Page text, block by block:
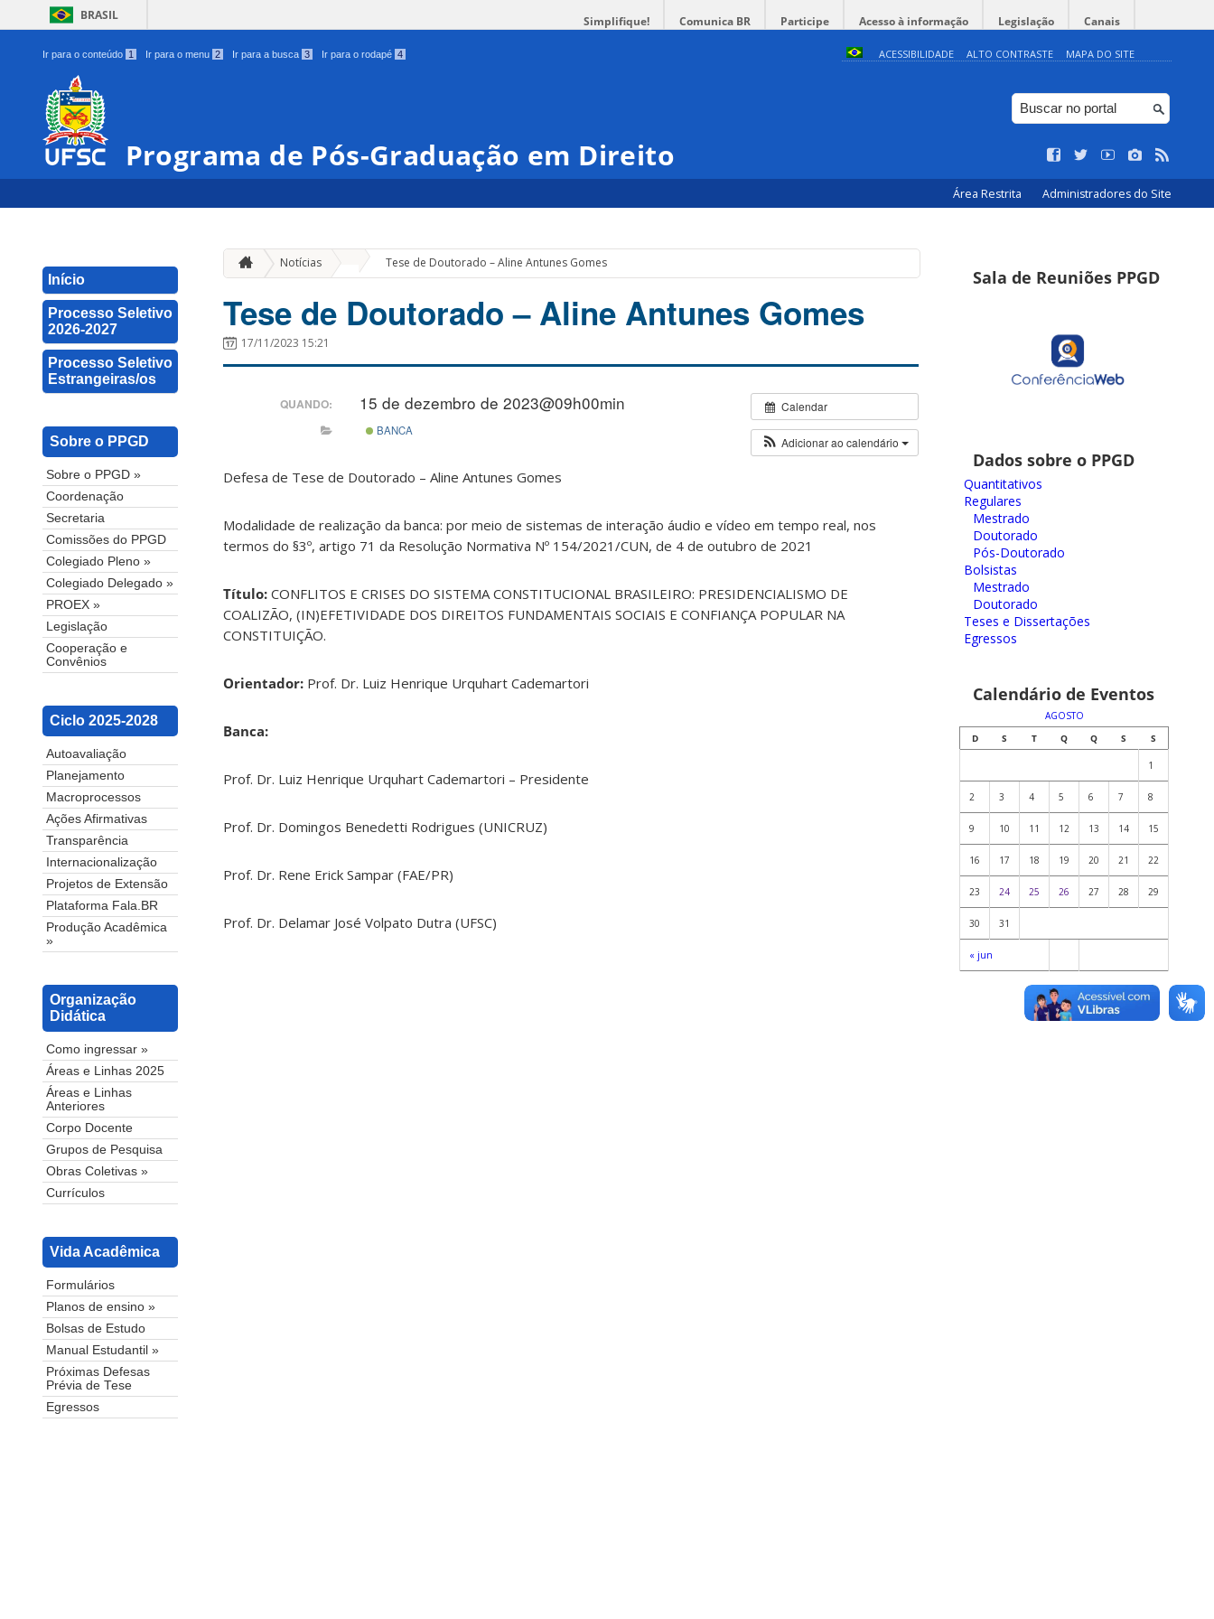
BRASIL Simplifique! Comunica BR Participe Acesso à informação Legislação Canais
Ir para o conteúdo 1 Ir para o menu 2 Ir para a busca 3 Ir para o rodapé 4 ACESSIBILIDADE ALTO CONTRASTE MAPA DO SITE
Programa de Pós-Graduação em Direito
Área Restrita Administradores do Site
Início
Processo Seletivo
2026-2027
Processo Seletivo
Estrangeiras/os
Sobre o PPGD
Sobre o PPGD »
Coordenação
Secretaria
Comissões do PPGD
Colegiado Pleno »
Colegiado Delegado »
PROEX »
Legislação
Cooperação e
Convênios
Ciclo 2025-2028
Autoavaliação
Planejamento
Macroprocessos
Ações Afirmativas
Transparência
Internacionalização
Projetos de Extensão
Plataforma Fala.BR
Produção Acadêmica
»
Organização
Didática
Como ingressar »
Áreas e Linhas 2025
Áreas e Linhas
Anteriores
Corpo Docente
Grupos de Pesquisa
Obras Coletivas »
Currículos
Vida Acadêmica
Formulários
Planos de ensino »
Bolsas de Estudo
Manual Estudantil »
Próximas Defesas
Prévia de Tese
Egressos
Notícias Tese de Doutorado – Aline Antunes Gomes
Tese de Doutorado – Aline Antunes Gomes
17/11/2023 15:21
Calendar
Adicionar ao calendário
QUANDO: 15 de dezembro de 2023@09h00min
BANCA
Defesa de Tese de Doutorado – Aline Antunes Gomes
Modalidade de realização da banca: por meio de sistemas de interação áudio e vídeo em tempo real, nos
termos do §3º, artigo 71 da Resolução Normativa Nº 154/2021/CUN, de 4 de outubro de 2021
Título: CONFLITOS E CRISES DO SISTEMA CONSTITUCIONAL BRASILEIRO: PRESIDENCIALISMO DE
COALIZÃO, (IN)EFETIVIDADE DOS DIREITOS FUNDAMENTAIS SOCIAIS E CONFIANÇA POPULAR NA
CONSTITUIÇÃO.
Orientador: Prof. Dr. Luiz Henrique Urquhart Cademartori
Banca:
Prof. Dr. Luiz Henrique Urquhart Cademartori – Presidente
Prof. Dr. Domingos Benedetti Rodrigues (UNICRUZ)
Prof. Dr. Rene Erick Sampar (FAE/PR)
Prof. Dr. Delamar José Volpato Dutra (UFSC)
Sala de Reuniões PPGD
Dados sobre o PPGD
Quantitativos
Regulares
Mestrado
Doutorado
Pós-Doutorado
Bolsistas
Mestrado
Doutorado
Teses e Dissertações
Egressos
Calendário de Eventos
AGOSTO
D
S T Q Q S S
« jun
1
2 3 4 5 6 7 8
9 10 11 12 13 14 15
16 17 18 19 20 21 22
23 24 25 26 27 28 29
30 31